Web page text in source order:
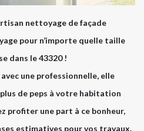
nettoyage de façade
pour n’importe quelle taille
dans le 43320 !
une professionnelle, elle
de peps à votre habitation
profiter une part à ce bonheur,
estimatives pour vos travaux.